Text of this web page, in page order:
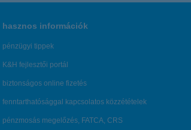
hasznos információk
pénzügyi tippek
K&H fejlesztői portál
biztonságos online fizetés
fenntarthatósággal kapcsolatos közzétételek
pénzmosás megelőzés, FATCA, CRS